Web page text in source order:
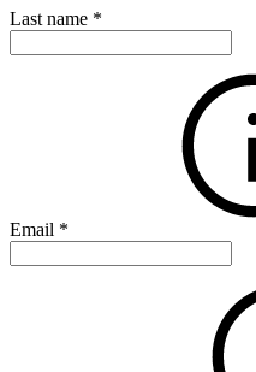
Last name *
Email *